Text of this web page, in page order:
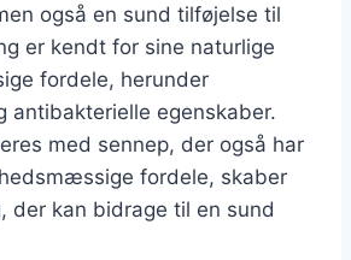
også en sund tilføjelse til
er kendt for sine naturlige
fordele, herunder
antibakterielle egenskaber.
med sennep, der også har
fordele, skaber
der kan bidrage til en sund